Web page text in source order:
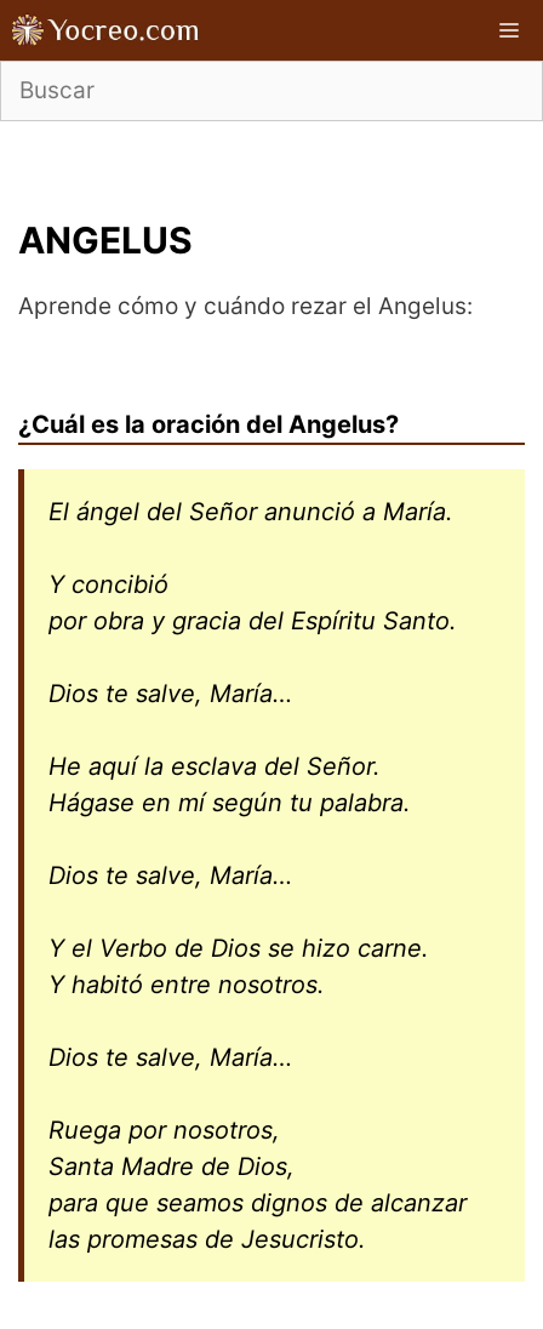
Saltar
al
contenido
ANGELUS
Aprende cómo y cuándo rezar el Angelus:
¿Cuál es la oración del Angelus?
El ángel del Señor anunció a María.
Y concibió
por obra y gracia del Espíritu Santo.
Dios te salve, María…
He aquí la esclava del Señor.
Hágase en mí según tu palabra.
Dios te salve, María…
Y el Verbo de Dios se hizo carne.
Y habitó entre nosotros.
Dios te salve, María…
Ruega por nosotros,
Santa Madre de Dios,
para que seamos dignos de alcanzar
las promesas de Jesucristo.